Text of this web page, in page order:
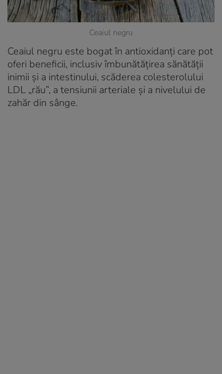
Ceaiul negru
Ceaiul negru este bogat în antioxidanți care pot
oferi beneficii, inclusiv îmbunătățirea sănătății
inimii și a intestinului, scăderea colesterolului
LDL „rău”, a tensiunii arteriale și a nivelului de
zahăr din sânge.